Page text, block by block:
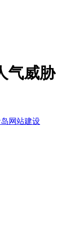
气威胁
网站建设